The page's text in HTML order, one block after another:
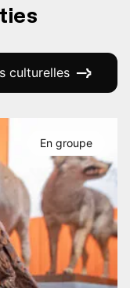
culturelles
En groupe